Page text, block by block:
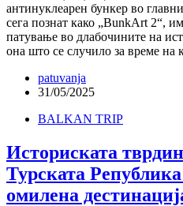
антинуклеарен бункер во
сега познат како „BunkArt 2“,
патување во длабочините на
она што се случило за време
patuvanja
31/05/2025
BALKAN TRIP
Историската
Турската
омилена